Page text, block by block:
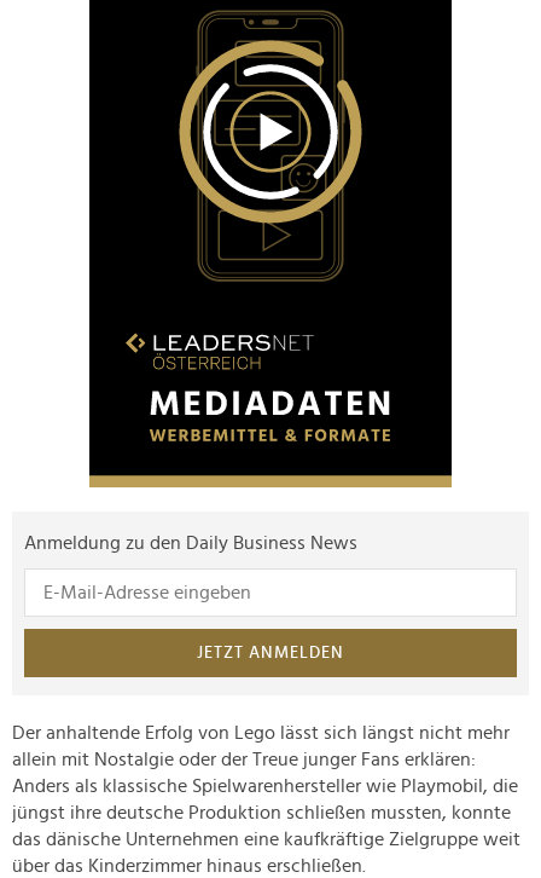
Anmeldung zu den Daily Business News
JETZT ANMELDEN
Der anhaltende Erfolg von Lego lässt sich längst nicht mehr
allein mit Nostalgie oder der Treue junger Fans erklären:
Anders als klassische Spielwarenhersteller wie Playmobil, die
jüngst ihre deutsche Produktion schließen mussten, konnte
das dänische Unternehmen eine kaufkräftige Zielgruppe weit
über das Kinderzimmer hinaus erschließen.